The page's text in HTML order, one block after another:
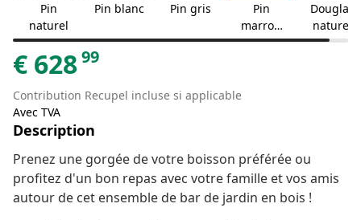
Pin
naturel
Pin blanc Pin gris
Pin
marron
miel
Douglas
naturel
€ 62899
Contribution Recupel incluse si applicable
Avec TVA
Description
Prenez une gorgée de votre boisson préférée ou
profitez d'un bon repas avec votre famille et vos amis
autour de cet ensemble de bar de jardin en bois !